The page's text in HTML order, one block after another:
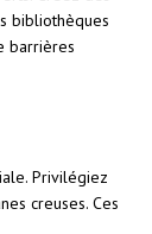
bibliothèques
barrières
Privilégiez
creuses. Ces